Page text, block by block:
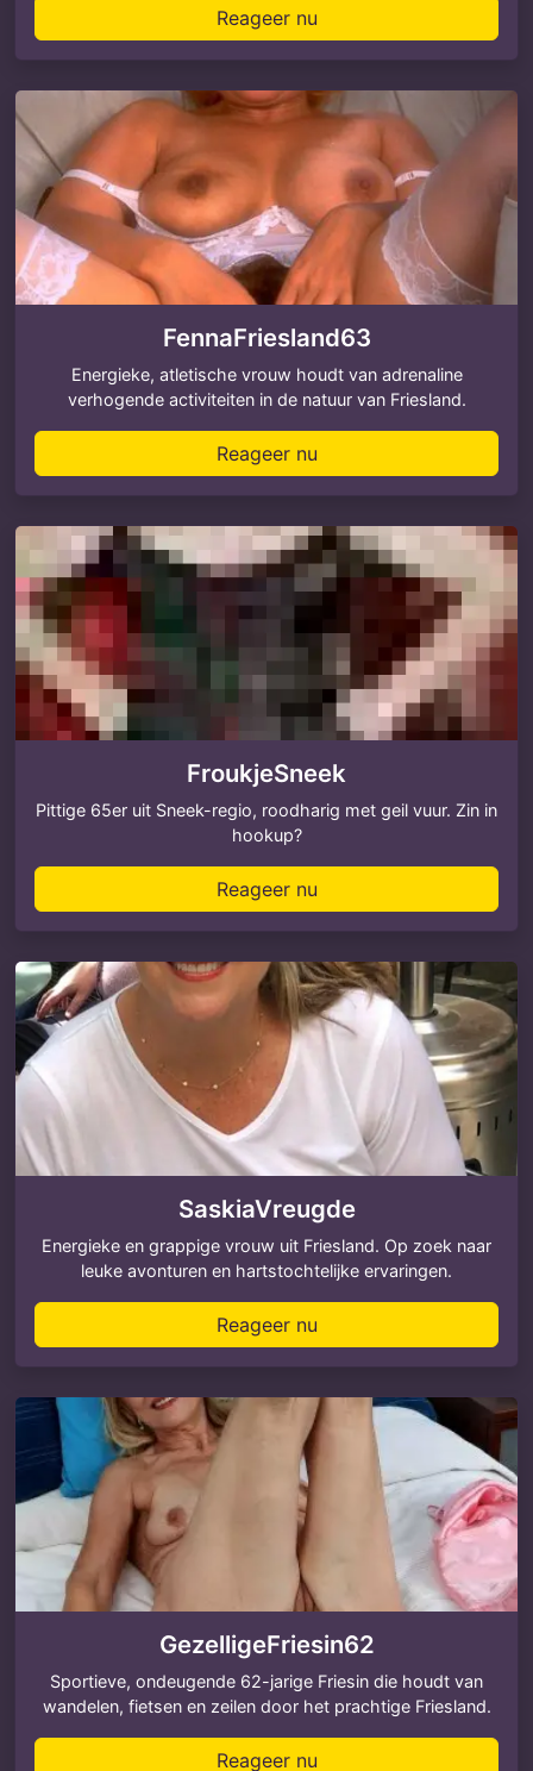
Reageer nu
FennaFriesland63
Energieke, atletische vrouw houdt van adrenaline
verhogende activiteiten in de natuur van Friesland.
Reageer nu
FroukjeSneek
Pittige 65er uit Sneek-regio, roodharig met geil vuur. Zin in
hookup?
Reageer nu
SaskiaVreugde
Energieke en grappige vrouw uit Friesland. Op zoek naar
leuke avonturen en hartstochtelijke ervaringen.
Reageer nu
GezelligeFriesin62
Sportieve, ondeugende 62-jarige Friesin die houdt van
wandelen, fietsen en zeilen door het prachtige Friesland.
Reageer nu